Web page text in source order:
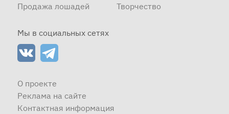
Продажа лошадей
Творчество
Мы в социальных сетях
О проекте
Реклама на сайте
Контактная информация